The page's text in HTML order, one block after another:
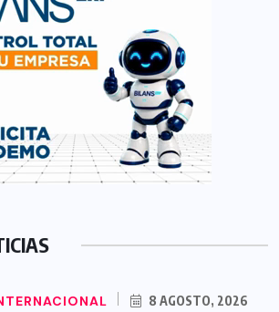
8 AGOSTO, 2026